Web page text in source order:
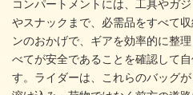
コンパートメントには、工具やガ
やスナックまで、必需品をすべて
ンのおかげで、ギアを効率的に整
べてが安全であることを確認して
す。ライダーは、これらのバッグ